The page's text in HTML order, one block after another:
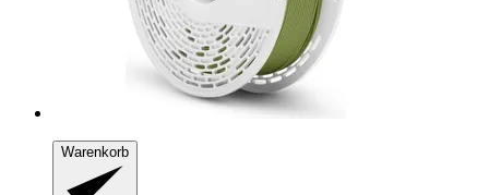
Warenkorb